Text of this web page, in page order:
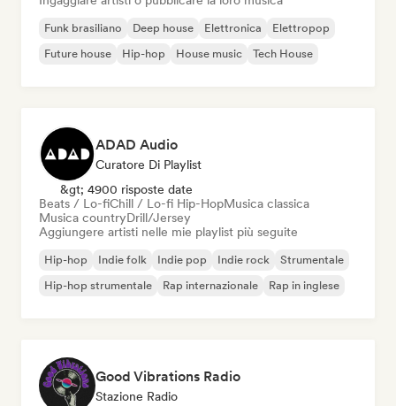
Funk brasiliano Deep house Elettronica
Elettropop
Future house
Hip-hop House music Tech House
ADAD Audio
Curatore Di Playlist
&gt; 4900 risposte date
Beats / Lo-fiChill / Lo-fi Hip-HopMusica classica
Musica countryDrill/Jersey
Aggiungere artisti nelle mie playlist più seguite
Hip-hop Indie folk Indie pop Indie rock
Strumentale
Hip-hop strumentale
Rap internazionale Rap in inglese
Good Vibrations Radio
Stazione Radio